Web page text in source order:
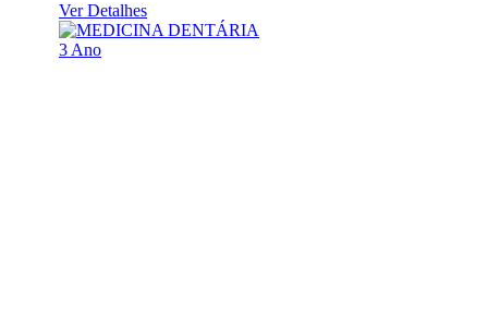
Ver Detalhes
3 Ano